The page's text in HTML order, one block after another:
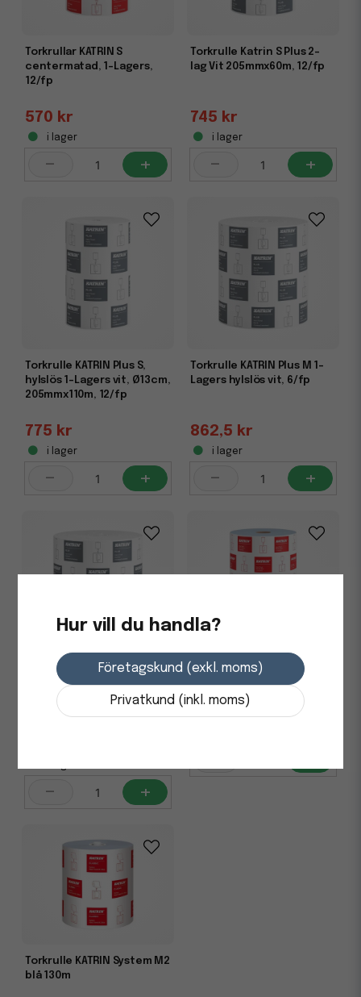
Torkrullar KATRIN S
centermatad, 1-Lagers,
12/fp
570 kr
i lager
- +
Torkrulle Katrin S Plus 2-
lag Vit 205mmx60m, 12/fp
745 kr
i lager
- +
Torkrulle KATRIN Plus S,
hylslös 1-Lagers vit, Ø13cm,
205mmx110m, 12/fp
775 kr
i lager
- +
Torkrulle KATRIN Plus M 1-
Lagers hylslös vit, 6/fp
862,5 kr
i lager
- +
Torkrulle KATRIN Plus M 2-
Lagers Hylslös vit, Ø20cm,
- +
148m
136,25 kr
Torkrulle KATRIN System M2
blå 130m
Hur vill du handla?
Företagskund (exkl. moms)
Privatkund (inkl. moms)